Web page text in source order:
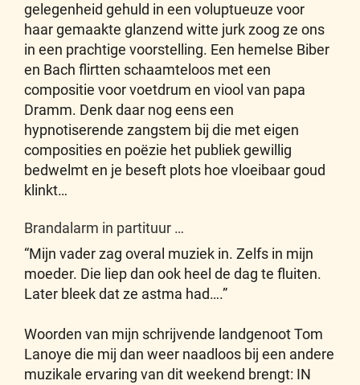
gelegenheid gehuld in een voluptueuze voor
haar gemaakte glanzend witte jurk zoog ze ons
in een prachtige voorstelling. Een hemelse Biber
en Bach flirtten schaamteloos met een
compositie voor voetdrum en viool van papa
Dramm. Denk daar nog eens een
hypnotiserende zangstem bij die met eigen
composities en poëzie het publiek gewillig
bedwelmt en je beseft plots hoe vloeibaar goud
klinkt…
Brandalarm in partituur …
“Mijn vader zag overal muziek in. Zelfs in mijn
moeder. Die liep dan ook heel de dag te fluiten.
Later bleek dat ze astma had….”
Woorden van mijn schrijvende landgenoot Tom
Lanoye die mij dan weer naadloos bij een andere
muzikale ervaring van dit weekend brengt: IN